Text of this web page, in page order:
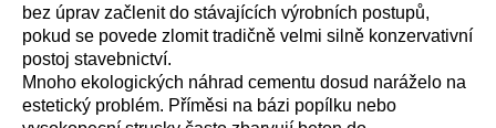
bez úprav začlenit do stávajících výrobních postupů,
pokud se povede zlomit tradičně velmi silně konzervativní
postoj stavebnictví.
Mnoho ekologických náhrad cementu dosud naráželo na
estetický problém. Příměsi na bázi popílku nebo